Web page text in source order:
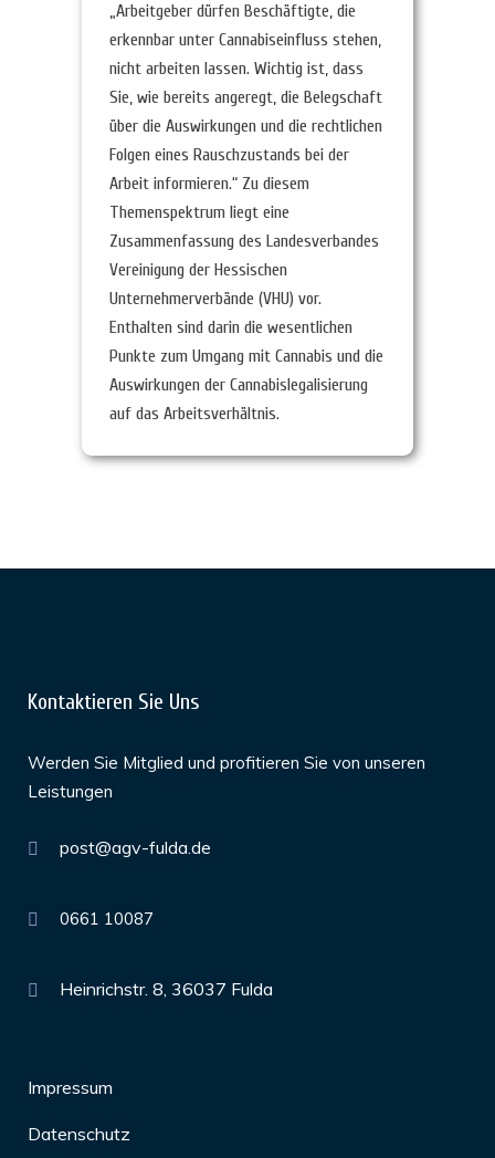
„Arbeitgeber dürfen Beschäftigte, die
erkennbar unter Cannabiseinfluss stehen,
nicht arbeiten lassen. Wichtig ist, dass
Sie, wie bereits angeregt, die Belegschaft
über die Auswirkungen und die rechtlichen
Folgen eines Rauschzustands bei der
Arbeit informieren.“ Zu diesem
Themenspektrum liegt eine
Zusammenfassung des Landesverbandes
Vereinigung der Hessischen
Unternehmerverbände (VHU) vor.
Enthalten sind darin die wesentlichen
Punkte zum Umgang mit Cannabis und die
Auswirkungen der Cannabislegalisierung
auf das Arbeitsverhältnis.
Kontaktieren Sie Uns
Werden Sie Mitglied und profitieren Sie von unseren
Leistungen
post@agv-fulda.de
0661 10087
Heinrichstr. 8, 36037 Fulda
Impressum
Datenschutz